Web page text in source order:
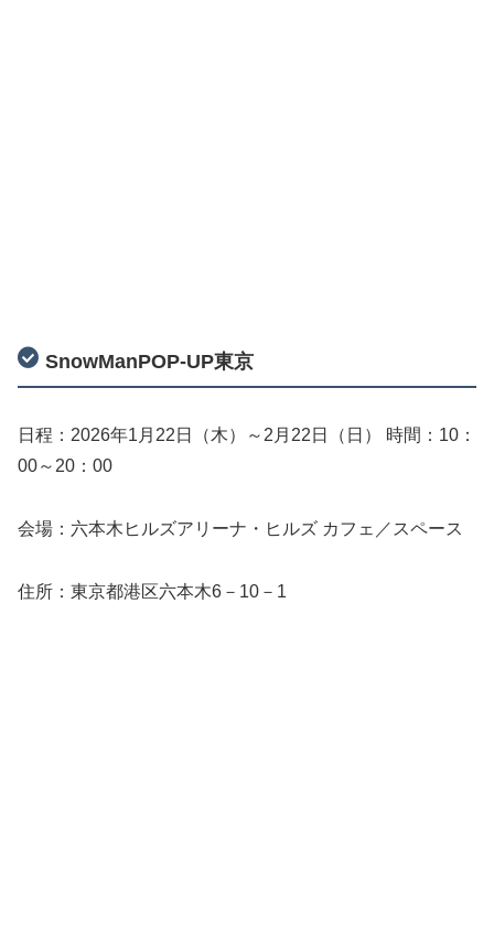
SnowManPOP-UP東京
日程：2026年1月22日（木）～2月22日（日） 時間：10：
00～20：00
会場：六本木ヒルズアリーナ・ヒルズ カフェ／スペース
住所：東京都港区六本木6－10－1